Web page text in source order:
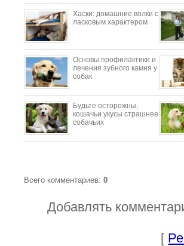
​Хаски: домашние волки с
ласковым характером
Основы профилактики и
лечения зубного камня у
собак
Будьте осторожны,
кошачьи укусы страшнее
собачьих
Всего комментариев: 0
Добавлять
[